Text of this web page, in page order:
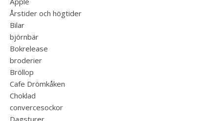
Årstider och högtider
Bilar
björnbär
Bokrelease
broderier
Bröllop
Cafe Drömkåken
Choklad
convercesockor
Dagsturer